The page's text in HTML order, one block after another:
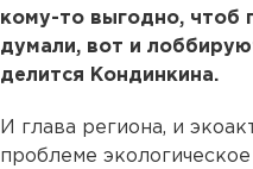
кому-то выгодно, чтоб
думали, вот и
делится Кондинкина.
И глава региона, и
проблеме